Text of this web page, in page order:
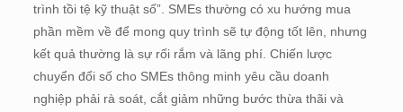
trình tồi tệ kỹ thuật số”. SMEs thường có xu hướng mua
phần mềm về để mong quy trình sẽ tự động tốt lên, nhưng
kết quả thường là sự rối rắm và lãng phí. Chiến lược
chuyển đổi số cho SMEs thông minh yêu cầu doanh
nghiệp phải rà soát, cắt giảm những bước thừa thãi và